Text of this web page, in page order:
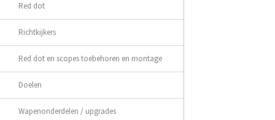
Red dot
Richtkijkers
Red dot en scopes toebehoren en montage
Doelen
Wapenonderdelen / upgrades